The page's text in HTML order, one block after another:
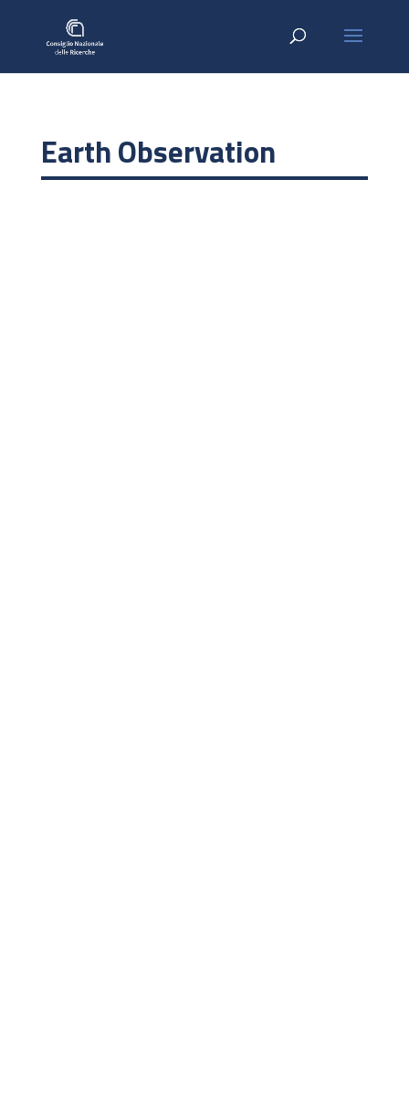
Earth Observation